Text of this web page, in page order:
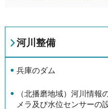
河川整備
兵庫のダム
（北播磨地域）河川情報
メラ及び水位センサーの